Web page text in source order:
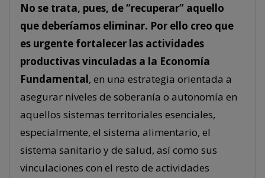
No se trata, pues, de “recuperar” aquello
que deberíamos eliminar. Por ello creo que
es urgente fortalecer las actividades
productivas vinculadas a la Economía
Fundamental, en una estrategia orientada a
asegurar niveles de soberanía o autonomía en
aquellos sistemas territoriales esenciales,
especialmente, el sistema alimentario, el
sistema sanitario y de salud, así como sus
vinculaciones con el resto de actividades